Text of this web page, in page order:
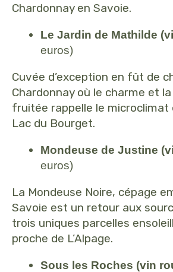
Chardonnay en Savoie.
Le Jardin de Mathilde
euros)
Cuvée d’exception en fût de
Chardonnay où le charme et
fruitée rappelle le microclimat
Lac du Bourget.
Mondeuse de Justine
euros)
La Mondeuse Noire, cépage
Savoie est un retour aux
trois uniques parcelles
proche de L’Alpage.
Sous les Roches (vin